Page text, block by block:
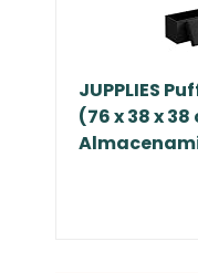
JUPPLIES
(76 x 38 x